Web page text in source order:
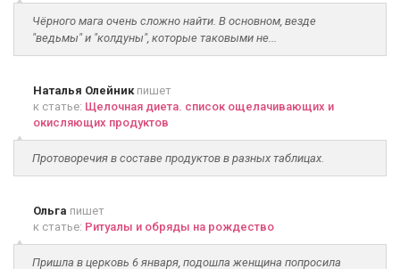
Чёрного мага очень сложно найти. В основном, везде
"ведьмы" и "колдуны", которые таковыми не...
Наталья Олейникпишет
к статье: Щелочная диета. список ощелачивающих и
окисляющих продуктов
Протоворечия в составе продуктов в разных таблицах.
Ольга пишет
к статье: Ритуалы и обряды на рождество
Пришла в церковь 6 января, подошла женщина попросила